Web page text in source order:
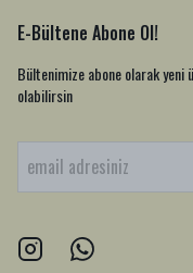
E-Bültene Abone Ol!
Bültenimize abone olarak yeni
olabilirsin